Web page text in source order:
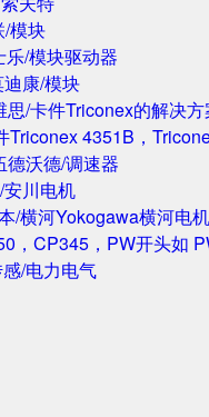
/模块
/模块驱动器
康/模块
思/卡件Triconex的解决
Triconex 4351B，
德沃德/调速器
川电机
/横河Yokogawa横河电
，CP345，PW开头如
/电力电气